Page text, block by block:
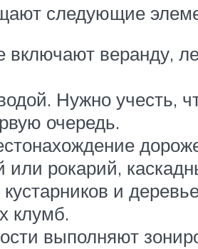
следующие
включают веранду,
Нужно учесть,
очередь.
рокарий,
и
клумб.
выполняют